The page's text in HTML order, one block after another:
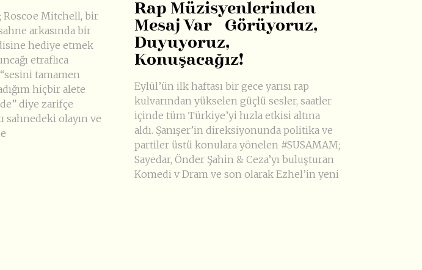
Roscoe Mitchell, bir
arkasında bir
hediye etmek
etraflıca
tamamen
hiçbir alete
diye zarifçe
sahnedeki olayın ve
Rap Müzisyenlerinden
Mesaj Var Görüyoruz,
Duyuyoruz,
Konuşacağız!
Eylül’ün ilk haftası bir gece yarısı rap
kulvarından yükselen güçlü sesler, saatler
içinde tüm Türkiye’yi hızla etkisi altına
aldı. Şanışer’in direksiyonunda politika ve
partiler üstü konulara yönelen #SUSAMAM;
Sayedar, Önder Şahin & Ceza’yı buluşturan
Komedi v Dram ve son olarak Ezhel’in yeni